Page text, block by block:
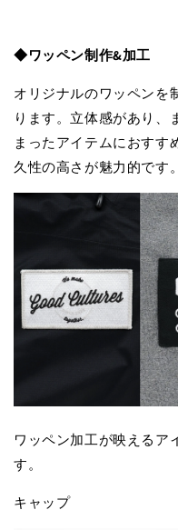
◆ワッペン制作&加工
オリジナルのワッペンを
ります。立体感があり、
まったアイテムにおすす
久性の高さが魅力的です。
ワッペン加工が映えるア
す。
キャップ